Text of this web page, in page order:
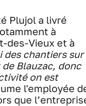
Plujol a livré
à
des-Vieux et à
des chantiers sur
Blauzac, donc
on est
l'employée
que